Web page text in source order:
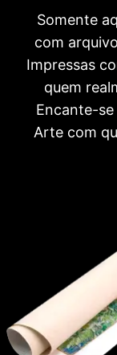
Somente
com
Impressas
quem
Encante-
Arte com